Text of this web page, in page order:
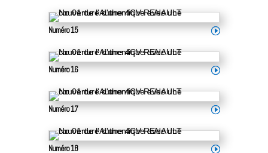
Numéro 15
Numéro 16
Numéro 17
Numéro 18